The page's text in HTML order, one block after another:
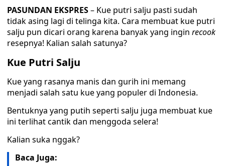
PASUNDAN EKSPRES– Kue putri salju pasti sudah
tidak asing lagi di telinga kita. Cara membuat kue putri
salju pun dicari orang karena banyak yang ingin recook
resepnya! Kalian salah satunya?
Kue Putri Salju
Kue yang rasanya manis dan gurih ini memang
menjadi salah satu kue yang populer di Indonesia.
Bentuknya yang putih seperti salju juga membuat kue
ini terlihat cantik dan menggoda selera!
Kalian suka nggak?
Baca Juga: